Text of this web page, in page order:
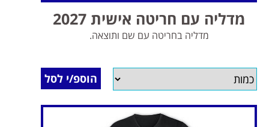
מדליה עם חריטה אישית 2027
מדליה בחריטה עם שם ותוצאה.
הוספ/י לסל